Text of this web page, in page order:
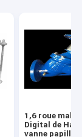
1,6 roue
Digital de
vanne papillon